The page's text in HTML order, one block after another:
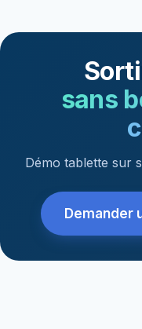
sans
Démo tablette sur
Demander